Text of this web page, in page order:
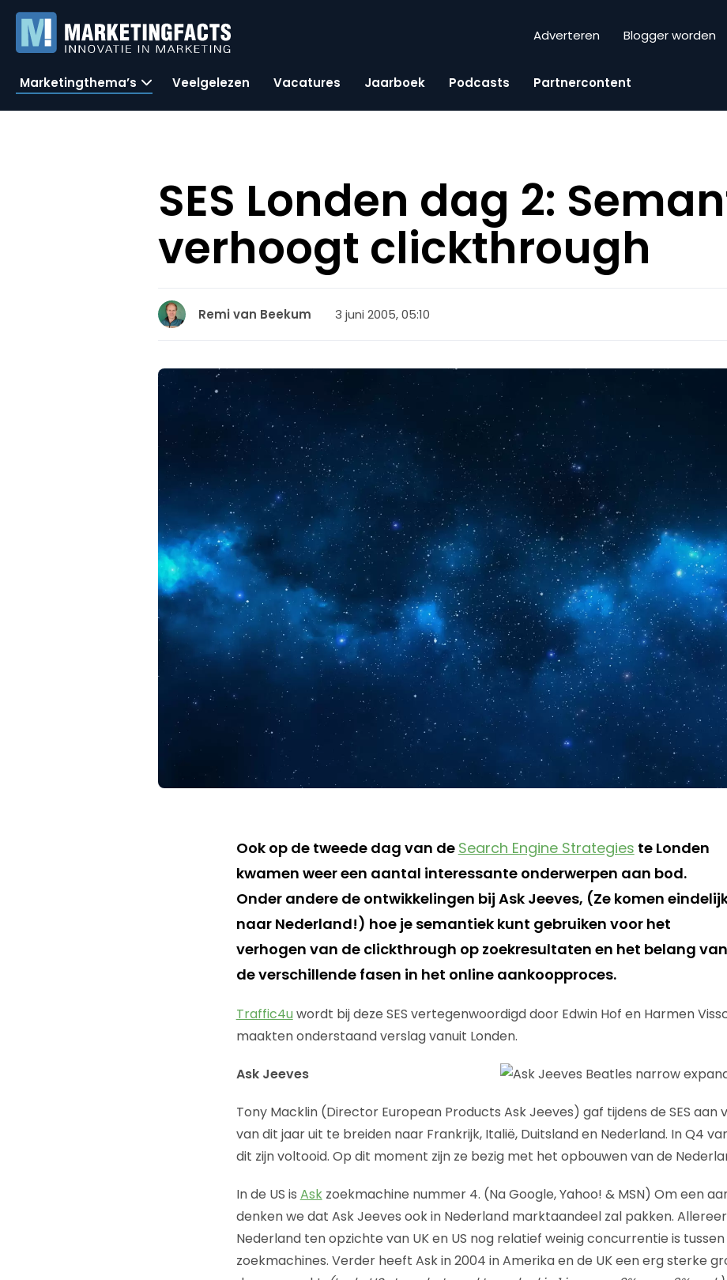
Adverteren Blogger worden
Marketingthema’s Veelgelezen Vacatures Jaarboek Podcasts Partnercontent
SES Londen dag 2:
verhoogt clickthrough
Remi van Beekum 3 juni 2005, 05:10
Ook op de tweede dag van de Search Engine Strategies te Londen
kwamen weer een aantal interessante onderwerpen aan bod.
Onder andere de ontwikkelingen bij Ask Jeeves, (Ze komen
naar Nederland!) hoe je semantiek kunt gebruiken voor het
verhogen van de clickthrough op zoekresultaten en het belang van
de verschillende fasen in het online aankoopproces.
Traffic4u wordt bij deze SES vertegenwoordigd door Edwin Hof en Harmen
maakten onderstaand verslag vanuit Londen.
Ask Jeeves
Tony Macklin (Director European Products Ask Jeeves) gaf tijdens de SES aan
van dit jaar uit te breiden naar Frankrijk, Italië, Duitsland en Nederland. In Q4
dit zijn voltooid. Op dit moment zijn ze bezig met het opbouwen van de
In de US is Askzoekmachine nummer 4. (Na Google, Yahoo! & MSN) Om een
denken we dat Ask Jeeves ook in Nederland marktaandeel zal pakken.
Nederland ten opzichte van UK en US nog relatief weinig concurrentie is tussen
zoekmachines. Verder heeft Ask in 2004 in Amerika en de UK een erg sterke